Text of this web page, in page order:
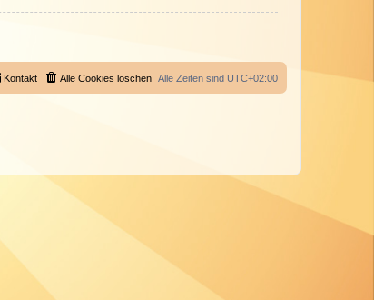
Alle Zeiten sind UTC+02:00
Alle Cookies löschen
Kontakt